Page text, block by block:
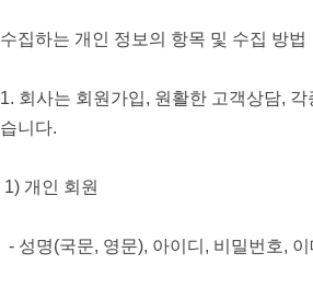
수집하는 개인 정보의 항목 및 수집 방법
1. 회사는 회원가입, 원활한 고객상담,
습니다.
1) 개인 회원
- 성명(국문, 영문), 아이디, 비밀번호,